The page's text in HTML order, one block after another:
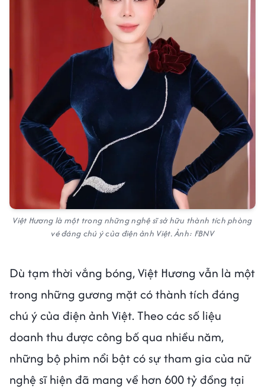
Việt Hương là một trong những nghệ sĩ sở hữu thành tích phòng
vé đáng chú ý của điện ảnh Việt. Ảnh: FBNV
Dù tạm thời vắng bóng, Việt Hương vẫn là một
trong những gương mặt có thành tích đáng
chú ý của điện ảnh Việt. Theo các số liệu
doanh thu được công bố qua nhiều năm,
những bộ phim nổi bật có sự tham gia của nữ
nghệ sĩ hiện đã mang về hơn 600 tỷ đồng tại